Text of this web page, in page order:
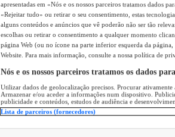
apresentadas em «Nós e os nossos parceiros tratamos dados
«Rejeitar tudo» ou retirar o seu consentimento, estas
alguns conteúdos e anúncios que vê poderão não ser tão
escolhas ou retirar o consentimento a qualquer momento
página Web (ou no ícone na parte inferior esquerda da página,
Website. Para mais informação, consulte a nossa política de
Nós e os nossos parceiros tratamos os dados
Utilizar dados de geolocalização precisos. Procurar
Armazenar e/ou aceder a informações num dispositivo.
publicidade e conteúdos, estudos de audiência e
Lista de parceiros (fornecedores)